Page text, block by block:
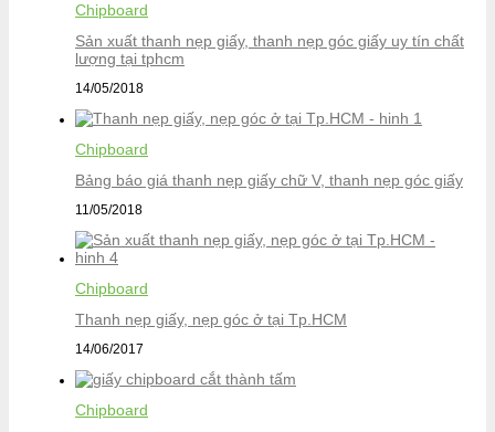
Chipboard
Sản xuất thanh nẹp giấy, thanh nẹp góc giấy uy tín chất
lượng tại tphcm
14/05/2018
Chipboard
Bảng báo giá thanh nẹp giấy chữ V, thanh nẹp góc giấy
11/05/2018
Chipboard
Thanh nẹp giấy, nẹp góc ở tại Tp.HCM
14/06/2017
Chipboard